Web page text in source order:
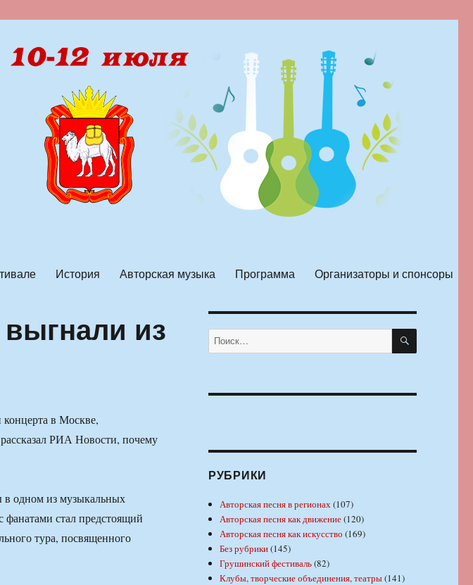
История Авторская музыка Программа Организаторы и спонсоры
из
в Москве,
РИА Новости, почему
в одном из музыкальных
стал предстоящий
тура, посвященного
Искать: ПОИСК
РУБРИКИ
Авторская песня в регионах(107)
Авторская песня как движение(120)
Авторская песня как искусство (169)
Без рубрики(145)
Грушинский фестиваль(82)
Клубы, творческие объединения, театры(141)